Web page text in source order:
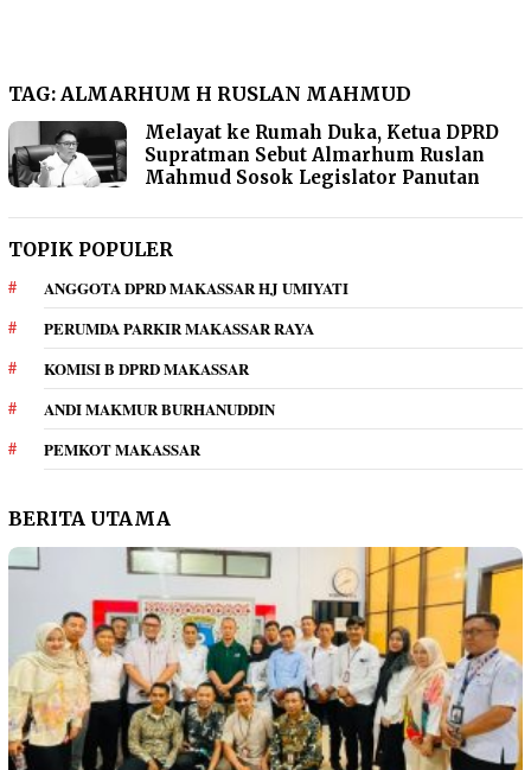
TAG: ALMARHUM H RUSLAN MAHMUD
Melayat ke Rumah Duka, Ketua DPRD
Supratman Sebut Almarhum Ruslan
Mahmud Sosok Legislator Panutan
TOPIK POPULER
ANGGOTA DPRD MAKASSAR HJ UMIYATI
PERUMDA PARKIR MAKASSAR RAYA
KOMISI B DPRD MAKASSAR
ANDI MAKMUR BURHANUDDIN
PEMKOT MAKASSAR
BERITA UTAMA